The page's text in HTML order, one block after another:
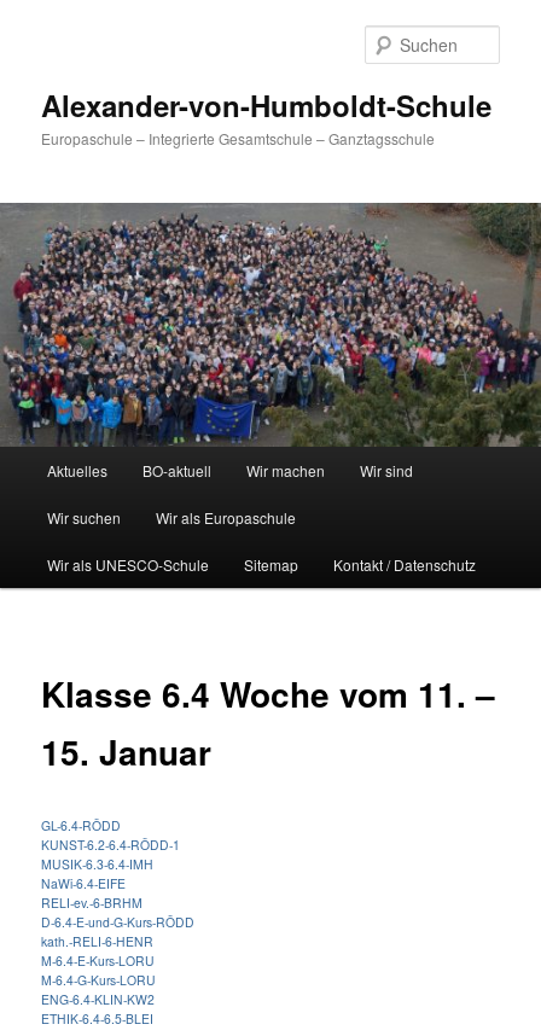
Alexander-von-Humboldt-Schule
Europaschule – Integrierte Gesamtschule – Ganztagsschule
Aktuelles BO-aktuell Wir machen Wir sind
Wir suchen Wir als Europaschule
Wir als UNESCO-Schule Sitemap Kontakt / Datenschutz
Klasse 6.4 Woche vom 11. –
15. Januar
GL-6.4-RÖDD
KUNST-6.2-6.4-RÖDD-1
MUSIK-6.3-6.4-IMH
NaWi-6.4-EIFE
RELI-ev.-6-BRHM
D-6.4-E-und-G-Kurs-RÖDD
kath.-RELI-6-HENR
M-6.4-E-Kurs-LORU
M-6.4-G-Kurs-LORU
ENG-6.4-KLIN-KW2
ETHIK-6.4-6.5-BLEI